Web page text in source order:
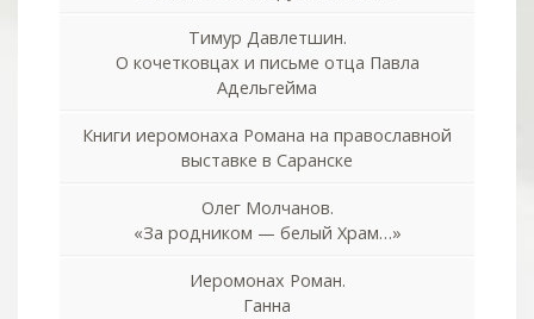
Тимур Давлетшин.
О кочетковцах и письме отца Павла
Адельгейма
Книги иеромонаха Романа на православной
выставке в Саранске
Олег Молчанов.
«За родником — белый Храм…»
Иеромонах Роман.
Ганна